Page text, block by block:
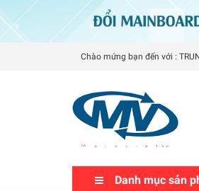
Chào mứng bạn đến với :
Danh mục sản